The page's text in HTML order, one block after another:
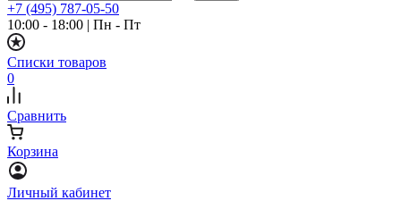
+7 (495) 787-05-50
10:00 - 18:00 | Пн - Пт
Списки товаров
0
Сравнить
Корзина
Личный кабинет